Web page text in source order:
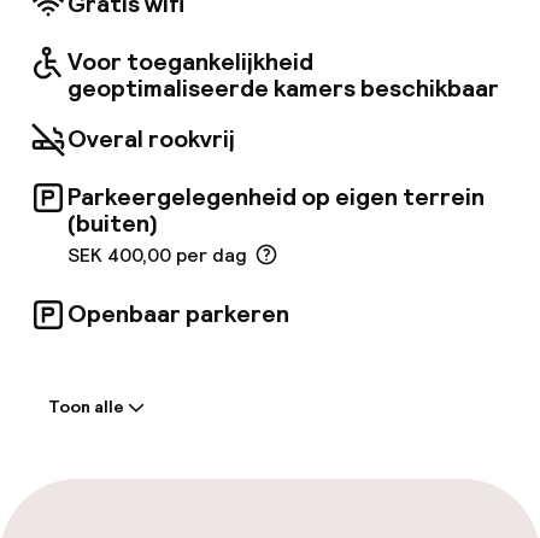
genieten, zullen bezoekers het heerlijk vinden
om het restaurant te bezoeken. De charmante
en gezellige kamers zijn uitgerust met alle
essentiële voorzieningen die nodig zijn voor
een comfortabele en onvergetelijke ervaring.
Voor toegankelijkheid
geoptimaliseerde kamers beschikbaar
Overal rookvrij
Parkeergelegenheid op eigen terrein
(buiten)
SEK 400,00 per dag
Openbaar parkeren
Meertalige medewerkers
Toon alle